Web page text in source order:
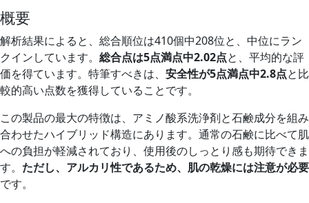
概要
解析結果によると、総合順位は410個中208位と、中位にラン
クインしています。 総合点は5点満点中2.02点と、平均的な評
価を得ています。特筆すべきは、 安全性が5点満点中2.8点と比
較的高い点数を獲得していることです。
この製品の最大の特徴は、アミノ酸系洗浄剤と石鹸成分を組み
合わせたハイブリッド構造にあります。通常の石鹸に比べて肌
への負担が軽減されており、使用後のしっとり感も期待できま
す。 ただし、アルカリ性であるため、肌の乾燥には注意が必要
です。